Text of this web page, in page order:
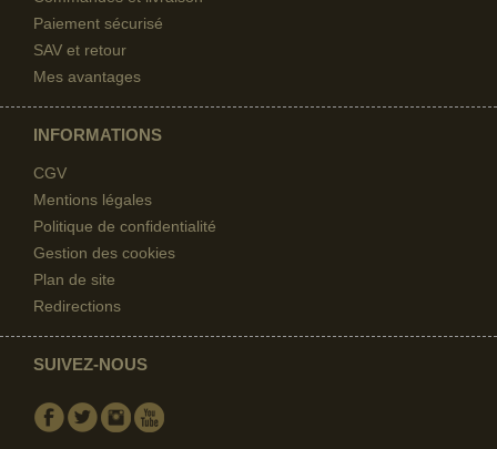
Paiement sécurisé
SAV et retour
Mes avantages
INFORMATIONS
CGV
Mentions légales
Politique de confidentialité
Gestion des cookies
Plan de site
Redirections
SUIVEZ-NOUS
Facebook
TwitterInstagram